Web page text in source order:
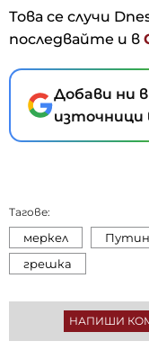
Това се случи
последвайте и в
Добави ни
източници
Тагове:
меркел Путин
грешка
НАПИШИ